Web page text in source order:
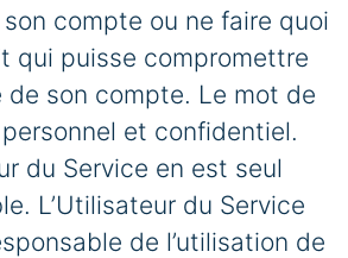
compte ou ne faire quoi
qui puisse compromettre
de son compte. Le mot de
et confidentiel.
du Service en est seul
L’Utilisateur du Service
de l’utilisation de